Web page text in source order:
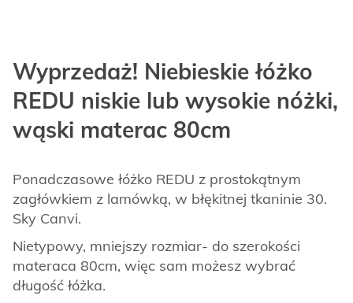
Wyprzedaż! Niebieskie łóżko
REDU niskie lub wysokie nóżki,
wąski materac 80cm
Ponadczasowe łóżko REDU z prostokątnym
zagłówkiem z lamówką, w błękitnej tkaninie 30.
Sky Canvi.
Nietypowy, mniejszy rozmiar- do szerokości
materaca 80cm, więc sam możesz wybrać
długość łóżka.